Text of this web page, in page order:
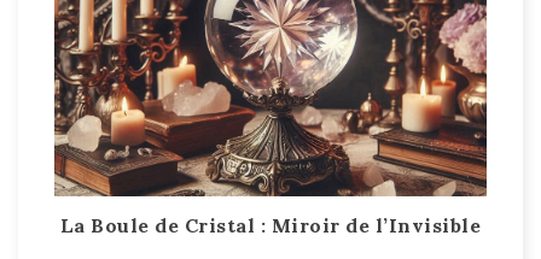
La Boule de Cristal : Miroir de l’Invisible